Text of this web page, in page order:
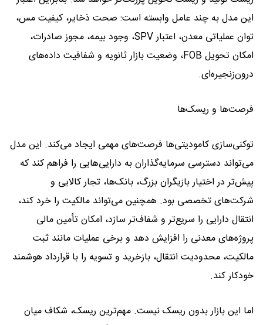
این مدل به چند عامل وابسته است: صحت ذخایر، کیفیت مس،
توان عملیاتی معدن، اعتبار SPV، وجود بیمه، مجوز صادرات،
امکان تحویل FOB، وضعیت بازار ثانویه و شفافیت داده‌های
درون‌زنجیره‌ای.
فرصت‌ها و ریسک‌ها
توکنی‌سازی کامودیتی‌ها فرصت‌های مهمی ایجاد می‌کند. این مدل
می‌تواند دسترسی سرمایه‌گذاران به دارایی‌هایی را فراهم کند که
پیش‌تر در اختیار بازیگران بزرگ، بانک‌ها، تجار کالایی و
شرکت‌های تخصصی بود. همچنین می‌تواند مالکیت را خرد کند،
انتقال دارایی را سریع‌تر و شفاف‌تر سازد، امکان تأمین مالی
پروژه‌های معدنی را افزایش دهد و برخی عملیات مانند ثبت
مالکیت، محدودیت انتقال، بازخرید و تسویه را با قرارداد هوشمند
خودکار کند.
اما این بازار بدون ریسک نیست. مهم‌ترین ریسک، شکاف میان